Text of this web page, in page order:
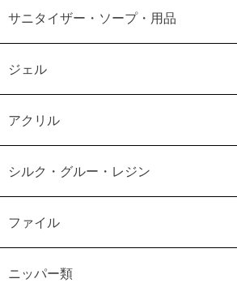
サニタイザー・ソープ・用品
ジェル
アクリル
シルク・グルー・レジン
ファイル
ニッパー類